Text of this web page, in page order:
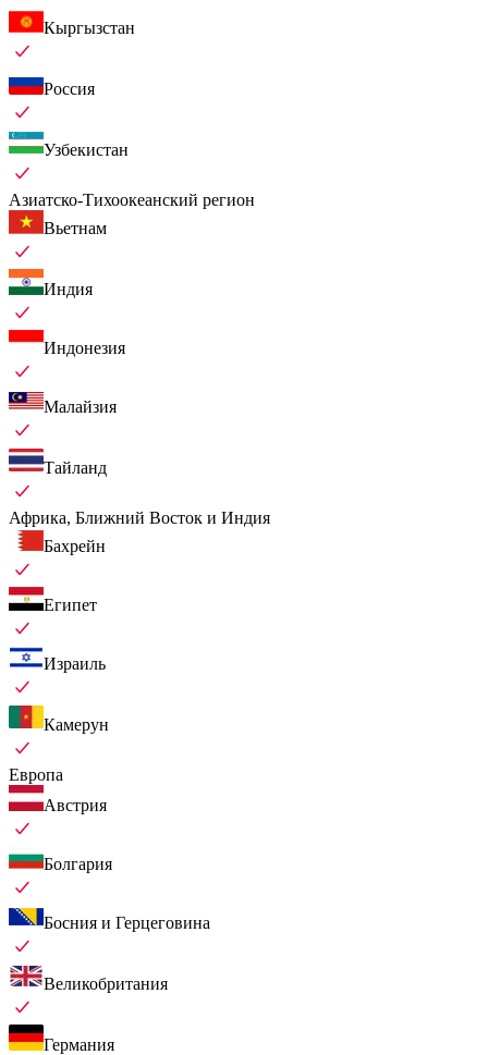
Кыргызстан
Россия
Узбекистан
Азиатско-Тихоокеанский регион
Вьетнам
Индия
Индонезия
Малайзия
Тайланд
Африка, Ближний Восток и Индия
Бахрейн
Египет
Израиль
Камерун
Европа
Австрия
Болгария
Босния и Герцеговина
Великобритания
Германия